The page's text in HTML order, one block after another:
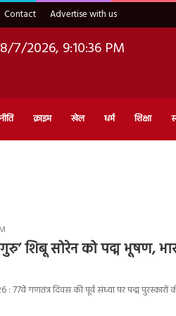
Contact Advertise with us
8/7/2026, 9:10:37 PM
क्राइम खेल धर्म शिक्षा
शिबू सोरेन को पद्म भूषण,
गणतंत्र दिवस की पूर्व संध्या पर पद्म पुरस्कारों